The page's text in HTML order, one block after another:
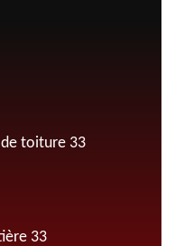
toiture 33
33